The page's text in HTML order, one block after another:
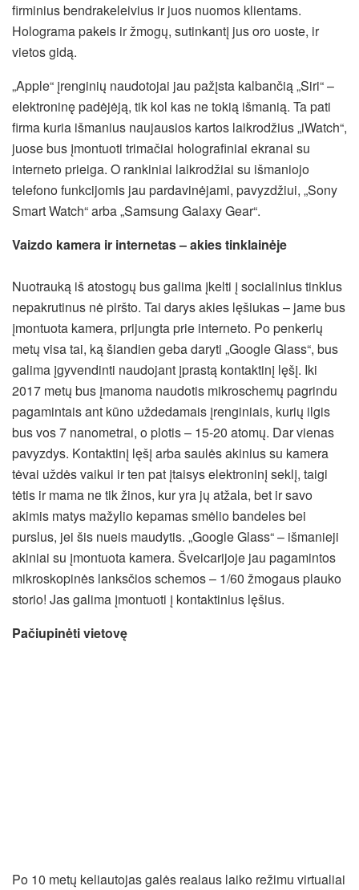
firminius bendrakeleivius ir juos nuomos klientams.
Holograma pakeis ir žmogų, sutinkantį jus oro uoste, ir
vietos gidą.
„Apple“ įrenginių naudotojai jau pažįsta kalbančią „Siri“ –
elektroninę padėjėją, tik kol kas ne tokią išmanią. Ta pati
firma kuria išmanius naujausios kartos laikrodžius „iWatch“,
juose bus įmontuoti trimačiai holografiniai ekranai su
interneto prieiga. O rankiniai laikrodžiai su išmaniojo
telefono funkcijomis jau pardavinėjami, pavyzdžiui, „Sony
Smart Watch“ arba „Samsung Galaxy Gear“.
Vaizdo kamera ir internetas – akies tinklainėje
Nuotrauką iš atostogų bus galima įkelti į socialinius tinklus
nepakrutinus nė piršto. Tai darys akies lęšiukas – jame bus
įmontuota kamera, prijungta prie interneto. Po penkerių
metų visa tai, ką šiandien geba daryti „Google Glass“, bus
galima įgyvendinti naudojant įprastą kontaktinį lęšį. Iki
2017 metų bus įmanoma naudotis mikroschemų pagrindu
pagamintais ant kūno uždedamais įrenginiais, kurių ilgis
bus vos 7 nanometrai, o plotis – 15-20 atomų. Dar vienas
pavyzdys. Kontaktinį lęšį arba saulės akinius su kamera
tėvai uždės vaikui ir ten pat įtaisys elektroninį seklį, taigi
tėtis ir mama ne tik žinos, kur yra jų atžala, bet ir savo
akimis matys mažylio kepamas smėlio bandeles bei
purslus, jei šis nueis maudytis. „Google Glass“ – išmanieji
akiniai su įmontuota kamera. Šveicarijoje jau pagamintos
mikroskopinės lanksčios schemos – 1/60 žmogaus plauko
storio! Jas galima įmontuoti į kontaktinius lęšius.
Pačiupinėti vietovę
Po 10 metų keliautojas galės realaus laiko režimu virtualiai